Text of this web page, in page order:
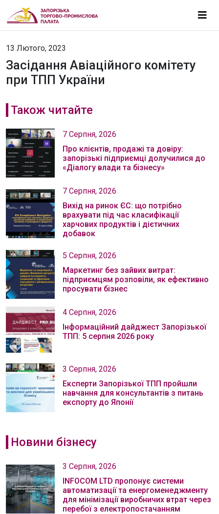
13 Лютого, 2023
Засідання Авіаційного комітету
при ТПП України
Також читайте
7 Серпня, 2026
Про клієнтів, продажі та довіру:
запорізькі підприємці долучилися до
«Діалогу влади та бізнесу»
7 Серпня, 2026
Вихід на ринок ЄС: що потрібно
врахувати під час класифікації
харчових продуктів і дієтичних
добавок
5 Серпня, 2026
Маркетинг без зайвих витрат:
підприємцям розповіли, як ефективно
просувати бізнес
4 Серпня, 2026
Інформаційний дайджест Запорізької
ТПП: 5 серпня 2026 року
3 Серпня, 2026
Експерти Запорізької ТПП пройшли
навчання для консультантів з питань
експорту до Японії
Новини бізнесу
3 Серпня, 2026
INFOCOM LTD пропонує системи
автоматизації та енергоменеджменту
для мінімізації виробничих втрат через
перебої з електропостачанням